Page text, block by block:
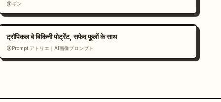
@ギン
ट्रॉपिकल बे बिकिनी पोर्ट्रेट, सफेद फूलों के साथ
@Prompt アトリエ｜AI画像プロンプト